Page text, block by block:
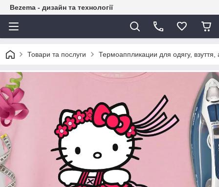
Bezema - дизайн та технології
Товари та послуги Термоаппликации для одягу, взуття,